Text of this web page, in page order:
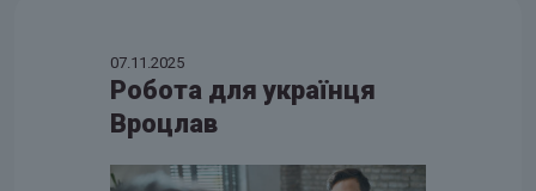
07.11.2025
Робота для українця
Вроцлав